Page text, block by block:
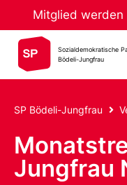
Mitglied werden
Sozialdemokratische
Bödeli-Jungfrau
SP Bödeli-Jungfrau
Jungfrau